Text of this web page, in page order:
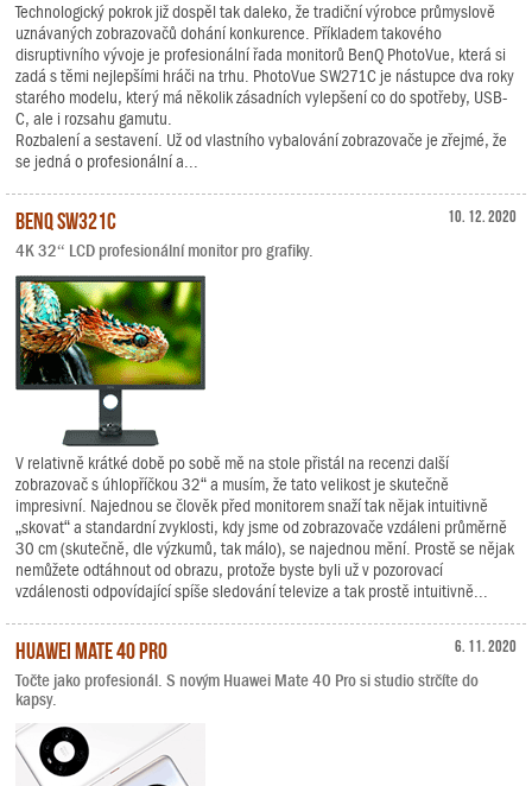
Technologický pokrok již dospěl tak daleko, že tradiční výrobce průmyslově
uznávaných zobrazovačů dohání konkurence. Příkladem takového
disruptivního vývoje je profesionální řada monitorů BenQ PhotoVue, která si
zadá s těmi nejlepšími hráči na trhu. PhotoVue SW271C je nástupce dva roky
starého modelu, který má několik zásadních vylepšení co do spotřeby, USB-
C, ale i rozsahu gamutu.
Rozbalení a sestavení. Už od vlastního vybalování zobrazovače je zřejmé, že
se jedná o profesionální a...
10. 12. 2020
BenQ SW321C
4K 32“ LCD profesionální monitor pro grafiky.
V relativně krátké době po sobě mě na stole přistál na recenzi další
zobrazovač s úhlopříčkou 32“ a musím, že tato velikost je skutečně
impresivní. Najednou se člověk před monitorem snaží tak nějak intuitivně
„skovat“ a standardní zvyklosti, kdy jsme od zobrazovače vzdáleni průměrně
30 cm (skutečně, dle výzkumů, tak málo), se najednou mění. Prostě se nějak
nemůžete odtáhnout od obrazu, protože byste byli už v pozorovací
vzdálenosti odpovídající spíše sledování televize a tak prostě intuitivně...
6. 11. 2020
Huawei Mate 40 Pro
Točte jako profesionál. S novým Huawei Mate 40 Pro si studio strčíte do
kapsy.